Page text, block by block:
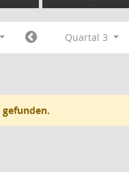
Quartal 3
gefunden.